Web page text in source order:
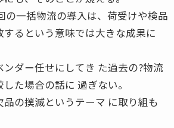
の一括物流の導入は、荷受けや検品
るという意味では大きな成果に
ダー任せにしてき た過去の?物流
た場合の話に 過ぎない。
の撲滅というテーマ に取り組も